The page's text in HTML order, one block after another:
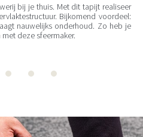
bij je thuis. Met dit tapijt realiseer
Bijkomend voordeel:
nauwelijks onderhoud. Zo heb je
deze sfeermaker.